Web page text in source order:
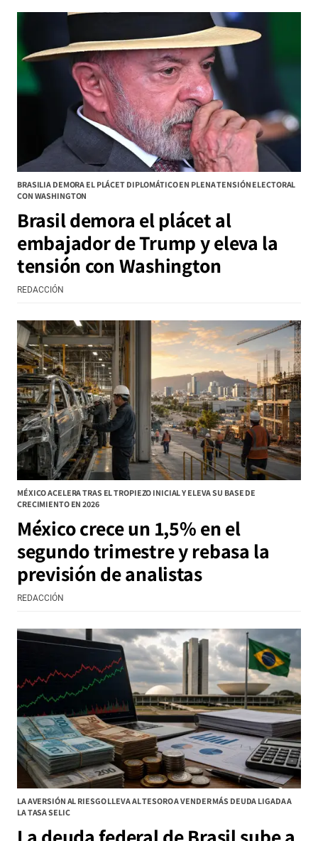
BRASILIA DEMORA EL PLÁCET DIPLOMÁTICO EN PLENA TENSIÓN ELECTORAL
CON WASHINGTON
Brasil demora el plácet al
embajador de Trump y eleva la
tensión con Washington
REDACCIÓN
MÉXICO ACELERA TRAS EL TROPIEZO INICIAL Y ELEVA SU BASE DE
CRECIMIENTO EN 2026
México crece un 1,5% en el
segundo trimestre y rebasa la
previsión de analistas
REDACCIÓN
LA AVERSIÓN AL RIESGO LLEVA AL TESORO A VENDER MÁS DEUDA LIGADA A
LA TASA SELIC